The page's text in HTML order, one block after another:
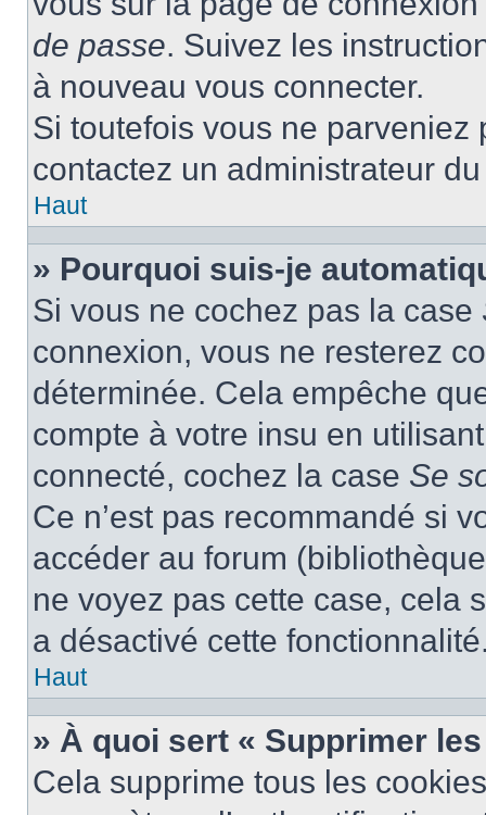
de passe. Suivez les
à nouveau vous connecter.
Si toutefois vous ne
contactez un administrateur
Haut
» Pourquoi suis-je
Si vous ne cochez pas la case
connexion, vous ne resterez
déterminée. Cela empêche
compte à votre insu en
connecté, cochez la case Se
Ce n’est pas recommandé si
accéder au forum
ne voyez pas cette case, cela
a désactivé cette
Haut
» À quoi sert « Supprimer
Cela supprime tous les